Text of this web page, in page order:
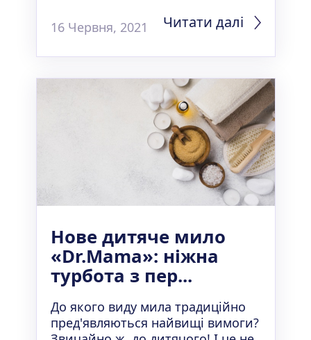
16 Червня, 2021 Читати далі
Нове дитяче мило
«Dr.Mama»: ніжна
турбота з пер...
До якого виду мила традиційно
пред'являються найвищі вимоги?